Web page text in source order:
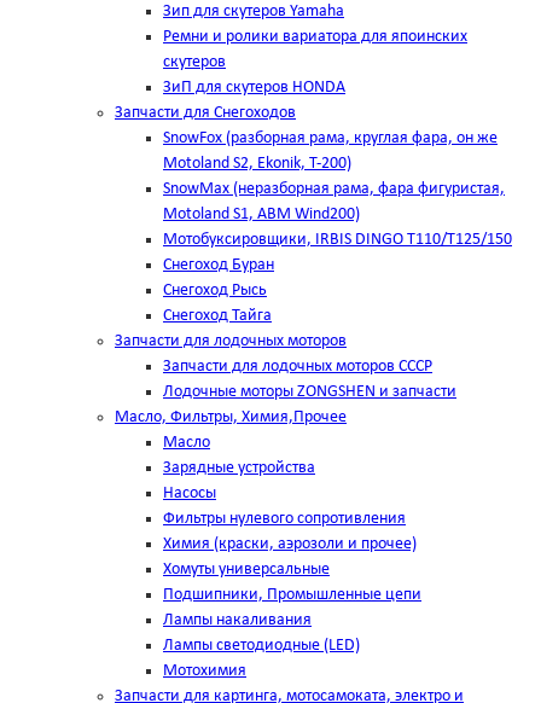
Зип для скутеров Yamaha
Ремни и ролики вариатора для япоинских
скутеров
ЗиП для скутеров HONDA
Запчасти для Снегоходов
SnowFox (разборная рама, круглая фара, он же
Motoland S2, Ekonik, T-200)
SnowMax (неразборная рама, фара фигуристая,
Motoland S1, ABM Wind200)
Мотобуксировщики, IRBIS DINGO Т110/Т125/150
Снегоход Буран
Снегоход Рысь
Снегоход Тайга
Запчасти для лодочных моторов
Запчасти для лодочных моторов СССР
Лодочные моторы ZONGSHEN и запчасти
Масло, Фильтры, Химия,Прочее
Масло
Зарядные устройства
Насосы
Фильтры нулевого сопротивления
Химия (краски, аэрозоли и прочее)
Хомуты универсальные
Подшипники, Промышленные цепи
Лампы накаливания
Лампы светодиодные (LED)
Мотохимия
Запчасти для картинга, мотосамоката, электро и